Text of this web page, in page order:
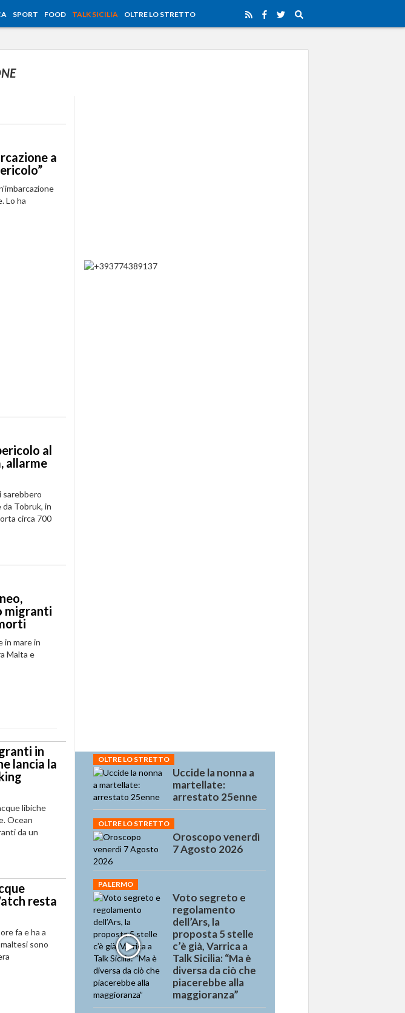
SPORT FOOD TALK SICILIA OLTRE LO STRETTO
a
Lo ha
al
allarme
sarebbero
Tobruk, in
circa 700
migranti
in mare in
Malta e
in
lancia la
libiche
Ocean
da un
resta
fa e ha a
sono
OLTRE LO STRETTO
Uccide la nonna a
martellate:
arrestato 25enne
OLTRE LO STRETTO
Oroscopo venerdì
7 Agosto 2026
PALERMO
Voto segreto e
regolamento
dell’Ars, la
proposta 5 stelle
c’è già, Varrica a
Talk Sicilia: “Ma è
diversa da ciò che
piacerebbe alla
maggioranza”